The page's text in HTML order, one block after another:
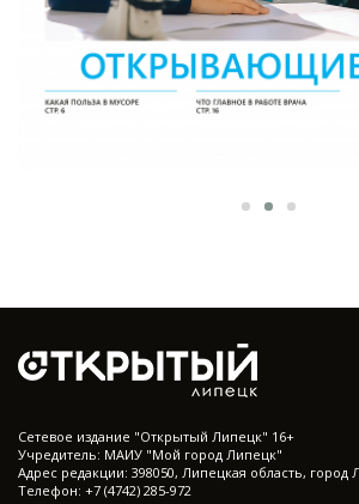
Cетевое издание "Открытый Липецк" 16+
Учредитель: МАИУ "Мой город Липецк"
Адрес редакции: 398050, Липецкая область, город
Телефон: +7 (4742) 285-972